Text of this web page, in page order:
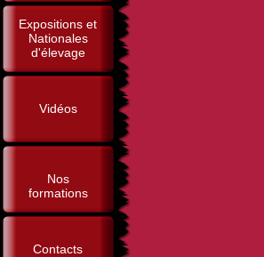
Expositions et
Nationales
d'élevage
Vidéos
Nos
formations
Contacts